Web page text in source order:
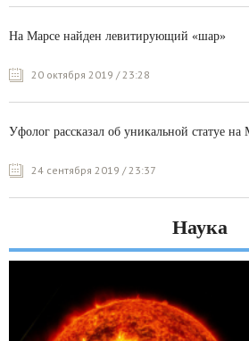
На Марсе найден левитирующий «шар»
20 октября 2019 / 23:28
Уфолог рассказал об уникальной статуе на
24 сентября 2019 / 23:37
Наука